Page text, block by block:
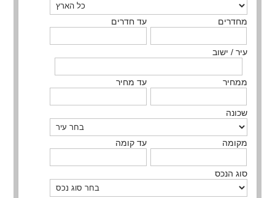
מחדרים עד חדרים
עיר / ישוב
ממחיר עד מחיר
שכונה
מקומה עד קומה
סוג הנכס